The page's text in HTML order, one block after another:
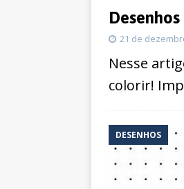
21 de
Nesse
colorir!
DESENHOS